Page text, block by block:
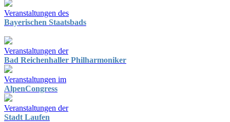
Veranstaltungen des
Bayerischen Staatsbads
Veranstaltungen der
Bad Reichenhaller Philharmoniker
Veranstaltungen im
AlpenCongress
Veranstaltungen der
Stadt Laufen